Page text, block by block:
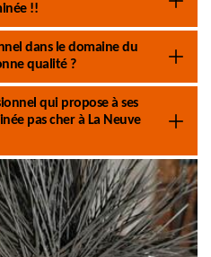
!!
dans le domaine du
qualité ?
qui propose à ses
pas cher à La Neuve